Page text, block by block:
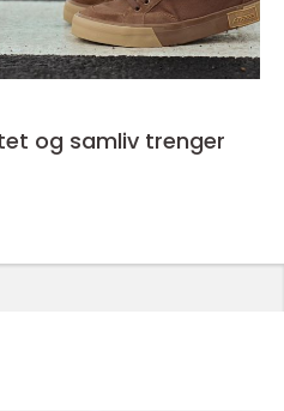
og samliv trenger